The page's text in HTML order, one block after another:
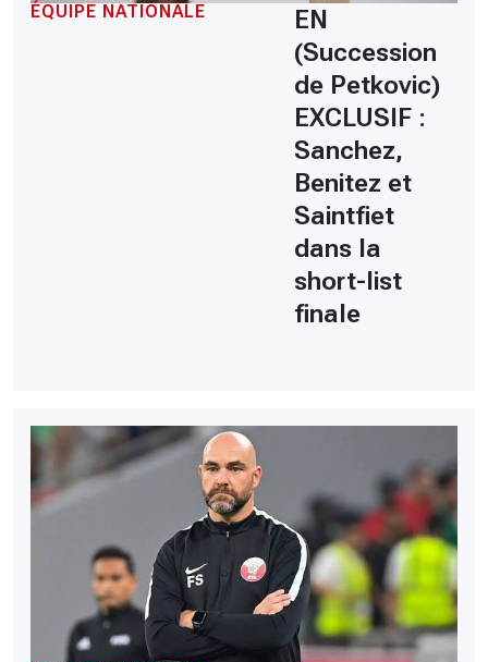
ÉQUIPE NATIONALE
EN
(Succession
de Petkovic)
EXCLUSIF :
Sanchez,
Benitez et
Saintfiet
dans la
short-list
finale